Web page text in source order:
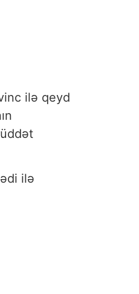
ilə qeyd
ilə